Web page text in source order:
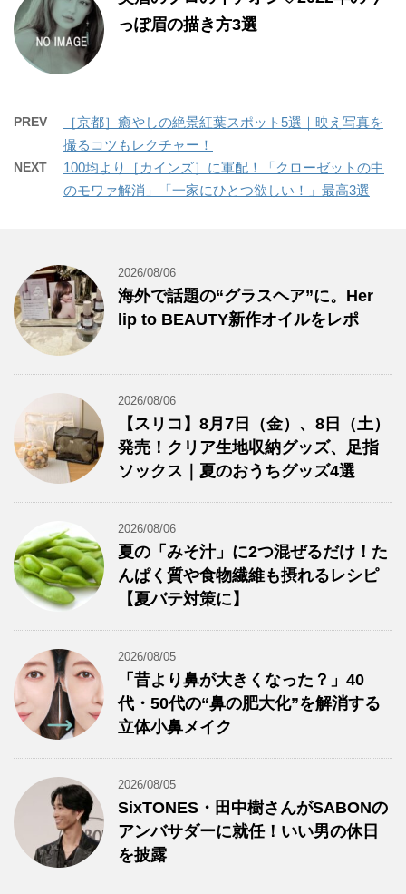
っぽ眉の描き方3選
PREV
［京都］癒やしの絶景紅葉スポット5選｜映え写真を
撮るコツもレクチャー！
NEXT
100均より［カインズ］に軍配！「クローゼットの中
のモワァ解消」「一家にひとつ欲しい！」最高3選
2026/08/06
海外で話題の“グラスヘア”に。Her
lip to BEAUTY新作オイルをレポ
2026/08/06
【スリコ】8月7日（金）、8日（土）
発売！クリア生地収納グッズ、足指
ソックス｜夏のおうちグッズ4選
2026/08/06
夏の「みそ汁」に2つ混ぜるだけ！た
んぱく質や食物繊維も摂れるレシピ
【夏バテ対策に】
2026/08/05
「昔より鼻が大きくなった？」40
代・50代の“鼻の肥大化”を解消する
立体小鼻メイク
2026/08/05
SixTONES・田中樹さんがSABONの
アンバサダーに就任！いい男の休日
を披露